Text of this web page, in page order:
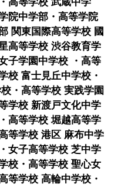
高等学校 武蔵中学
院中学部・高等学院
関東国際高等学校 國
高等学校 渋谷教育学
子学園中学校 ・高等
校 富士見丘中学校・
・高等学校 実践学園
学校 新渡戸文化中学
高等学校 堀越高等学
等学校 港区 麻布中学
女子高等学校 芝中学
校・高等学校 聖心女
等学校 高輪中学校・